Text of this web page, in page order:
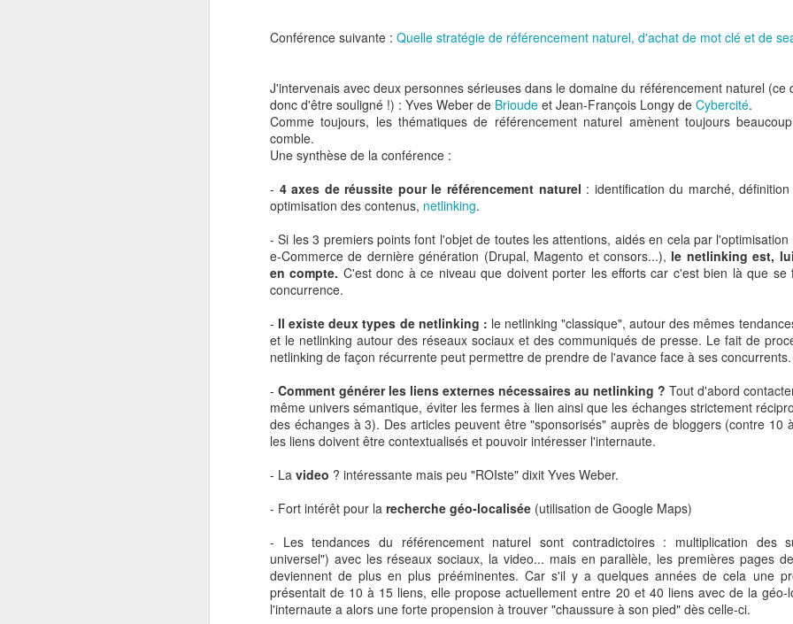
Conférence suivante : Quelle stratégie de référencement naturel, d'achat de mot clé et de
J'intervenais avec deux personnes sérieuses dans le domaine du référencement naturel (ce
donc d'être souligné !) : Yves Weber de Brioude et Jean-François Longy de Cybercité.
Comme toujours, les thématiques de référencement naturel amènent toujours
comble.
Une synthèse de la conférence :
- 4 axes de réussite pour le référencement naturel : identification du marché,
optimisation des contenus, netlinking.
- Si les 3 premiers points font l'objet de toutes les attentions, aidés en cela par
e-Commerce de dernière génération (Drupal, Magento et consors...), le netlinking est,
en compte. C'est donc à ce niveau que doivent porter les efforts car c'est bien là que se
concurrence.
-Il existe deux types de netlinking : le netlinking "classique", autour des mêmes
et le netlinking autour des réseaux sociaux et des communiqués de presse. Le fait de
netlinking de façon récurrente peut permettre de prendre de l'avance face à ses concurrents.
- Comment générer les liens externes nécessaires au netlinking ? Tout d'abord
même univers sémantique, éviter les fermes à lien ainsi que les échanges strictement
des échanges à 3). Des articles peuvent être "sponsorisés" auprès de bloggers (contre 10
les liens doivent être contextualisés et pouvoir intéresser l'internaute.
- La video ? intéressante mais peu "ROIste" dixit Yves Weber.
- Fort intérêt pour la recherche géo-localisée (utilisation de Google Maps)
- Les tendances du référencement naturel sont contradictoires : multiplication des
universel") avec les réseaux sociaux, la video... mais en parallèle, les premières pages
deviennent de plus en plus prééminentes. Car s'il y a quelques années de cela une
présentait de 10 à 15 liens, elle propose actuellement entre 20 et 40 liens avec de la géo-
l'internaute a alors une forte propension à trouver "chaussure à son pied" dès celle-ci.
Pour le lire directement :
En revendant ses parts détenues dans sa filiale chinoise SunArt, le groupe nordiste fait
technologique face à son partenaire Alibaba.
Sunart avait été créé par Auchan, au début du millénaire, avec l’entreprise taiwanaise
2017 par Alibaba.
technologie pour répondre aux attentes du marché, comme sait le faire un e-commerçant
son partenaire Alibaba.
La force croissance de la vente via le canal numérique sur le marché chinois a porté les
+44,89% depuis le début de l’année.
Ce boom de l’e-commerce en Chine, y compris dans l’alimentaire (+15%), le
D’autant plus qu’Alibaba n’a pas caché ces dernières années son ambition sur le
physiques », notamment via son enseigne Hema Fresh.
L’offre de 3 Mds de $ permet à Auchan de se retirer sans avoir à faire face à un partenaire
pour justifier ce retrait et en restreindre la portée.
Pourtant le repli d’Auchan est la continuité de l’échec du commerce traditionnel face auxpure-
Il ne fait que confirmer la future domination sans partage des acteurs du e-
compris physique.
Avec le rachat des parts d’Auchan chez SunArt, Alibaba devient le leader de la distribution